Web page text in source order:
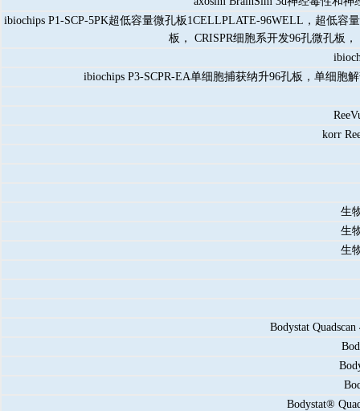
ibiochips P1-SCP-5PK超低容量微孔板1CELLPLATE-96WELL，超低
板， CRISPR细胞系开发96孔微孔板
ibiochips P3-SCPR-EA单细胞捕获纳升96孔板，单细
korr
生
生
生
Bodystat
Bodystat®